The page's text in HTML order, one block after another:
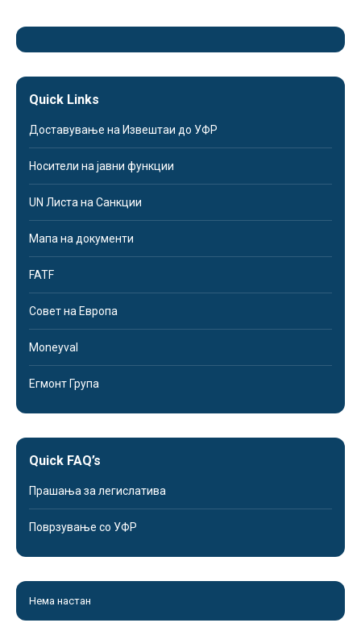
Quick Links
Доставување на Извештаи до УФР
Носители на јавни функции
UN Листа на Санкции
Мапа на документи
FATF
Совет на Европа
Moneyval
Егмонт Група
Quick FAQ’s
Прашања за легислатива
Поврзување со УФР
Нема настан